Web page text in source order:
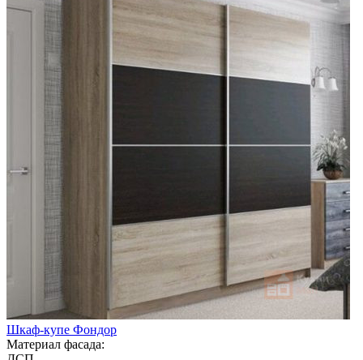
Шкаф-купе Фондор
Материал фасада: